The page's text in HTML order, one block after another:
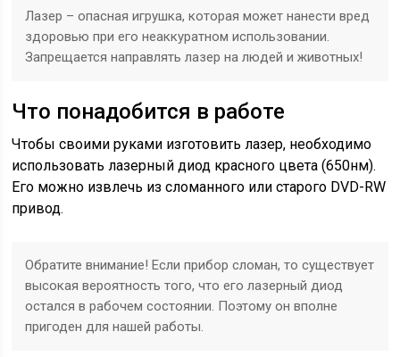
Лазер – опасная игрушка, которая может нанести вред
здоровью при его неаккуратном использовании.
Запрещается направлять лазер на людей и животных!
Что понадобится в работе
Чтобы своими руками изготовить лазер, необходимо
использовать лазерный диод красного цвета (650нм).
Его можно извлечь из сломанного или старого DVD-RW
привод.
Обратите внимание! Если прибор сломан, то существует
высокая вероятность того, что его лазерный диод
остался в рабочем состоянии. Поэтому он вполне
пригоден для нашей работы.